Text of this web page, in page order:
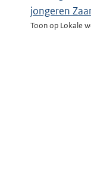
jongeren
Toon op Lokale